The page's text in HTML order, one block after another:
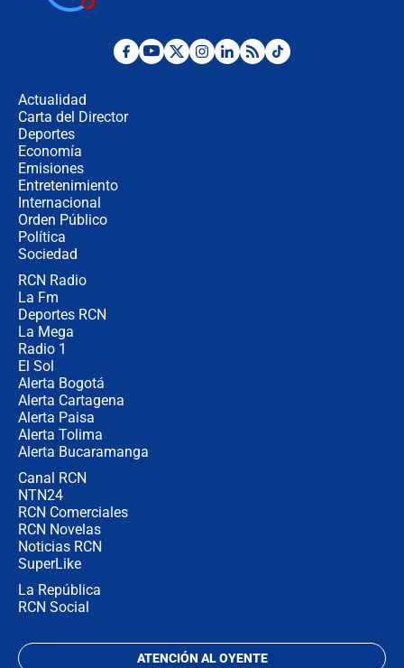
Cabal revela por qué De la Espriella
Actualidad
Carta del Director
Deportes
Economía
Emisiones
Entretenimiento
Internacional
Orden Público
Política
Sociedad
RCN Radio
La Fm
Deportes RCN
La Mega
Radio 1
El Sol
Alerta Bogotá
Alerta Cartagena
Alerta Paisa
Alerta Tolima
Alerta Bucaramanga
Canal RCN
NTN24
RCN Comerciales
RCN Novelas
Noticias RCN
SuperLike
La República
RCN Social
ATENCIÓN AL OYENTE